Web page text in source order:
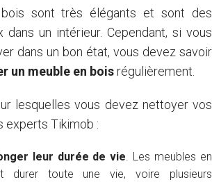
sont très élégants et sont des
dans un intérieur. Cependant, si vous
dans un bon état, vous devez savoir
un meuble en boisrégulièrement.
lesquelles vous devez nettoyer vos
experts Tikimob :
leur durée de vie. Les meubles en
durer toute une vie, voire plusieurs